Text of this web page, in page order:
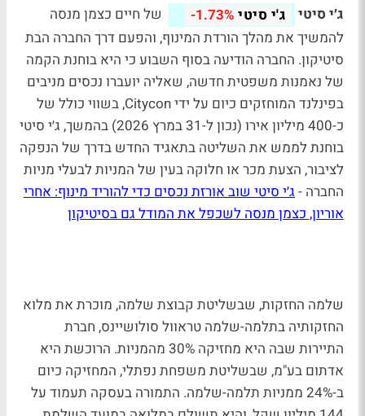
ג׳י סיטי ג'י סיטי -1.73%
של חיים כצמן מנסה
להמשיך את מהלך הורדת המינוף, והפעם דרך החברה הבת
סיטיקון. החברה הודיעה בסוף השבוע כי היא בוחנת הקמה
של נאמנות משפטית חדשה, שאליה יועברו נכסים מניבים
בפינלנד המוחזקים כיום על ידי Citycon, בשווי כולל של
כ-400 מיליון אירו (נכון ל-31 במרץ 2026) בהמשך, ג׳י סיטי
בוחנת לממש את השליטה בתאגיד החדש בדרך של הנפקה
לציבור, הצעת מכר או חלוקה בעין של המניות לבעלי מניות
החברה -ג׳י סיטי שוב אורזת נכסים כדי להוריד מינוף: אחרי
אוריון, כצמן מנסה לשכפל את המודל גם בסיטיקון
שלמה החזקות, שבשליטת קבוצת שלמה, מוכרת את מלוא
החזקותיה בתלמה-שלמה טראוול סולושיינס, חברת
התיירות שבה היא מחזיקה 30% מהמניות. הרוכשת היא
אדתום בע"מ, שבשליטת משפחת נפתלי, המחזיקה כיום
ב-24% ממניות תלמה-שלמה. התמורה בעסקה תעמוד על